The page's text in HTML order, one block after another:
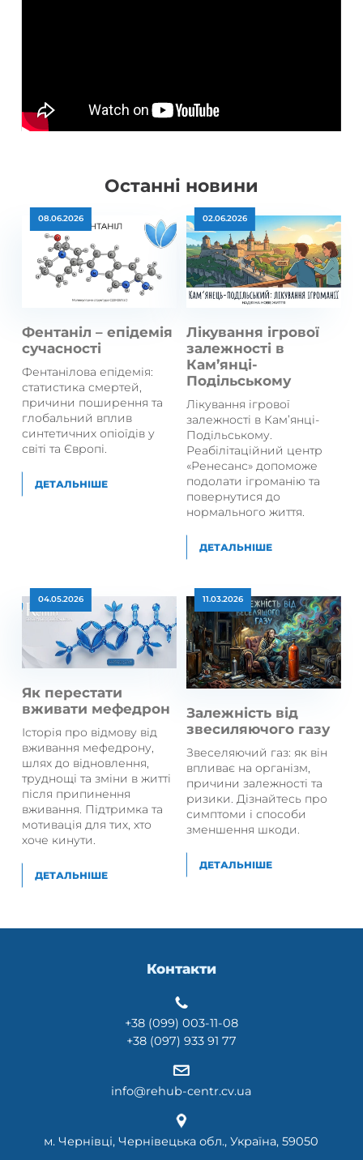
Останні новини
Фентаніл – епідемія
сучасності
08.06.2026
Фентанілова епідемія:
статистика смертей,
причини поширення та
глобальний вплив
синтетичних опіоїдів у
світі та Європі.
ДЕТАЛЬНІШЕ
Лікування ігрової
залежності в
Кам’янці-
Подільському
02.06.2026
Лікування ігрової
залежності в Кам’янці-
Подільському.
Реабілітаційний центр
«Ренесанс» допоможе
подолати ігроманію та
повернутися до
нормального життя.
ДЕТАЛЬНІШЕ
Як перестати
вживати мефедрон
04.05.2026
Історія про відмову від
вживання мефедрону,
шлях до відновлення,
труднощі та зміни в житті
після припинення
вживання. Підтримка та
мотивація для тих, хто
хоче кинути.
ДЕТАЛЬНІШЕ
Залежність від
звесиляючого газу
11.03.2026
Звеселяючий газ: як він
впливає на організм,
причини залежності та
ризики. Дізнайтесь про
симптоми і способи
зменшення шкоди.
ДЕТАЛЬНІШЕ
Контакти
+38 (099) 003-11-08
+38 (097) 933 91 77
info@rehub-centr.cv.ua
м. Чернівці, Чернівецька обл., Україна, 59050